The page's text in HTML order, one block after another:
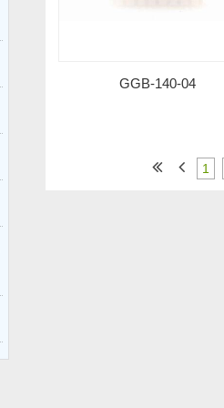
GGB-140-04
1